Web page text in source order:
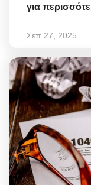
για
Σεπ 27, 2025